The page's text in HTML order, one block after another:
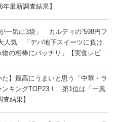
年最新調査結果】
一気に3袋」 カルディの“598円フ
人気 「デパ地下スイーツに負け
の相棒にバッチリ」【実食レビュ
た】最高にうまいと思う「中華・ラ
ンキングTOP23！ 第1位は「一風
結果】